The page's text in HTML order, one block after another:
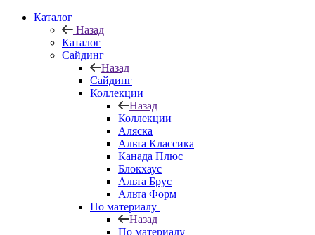
Каталог
Назад
Каталог
Сайдинг
Назад
Сайдинг
Коллекции
Назад
Коллекции
Аляска
Альта Классика
Канада Плюс
Блокхаус
Альта Брус
Альта Форм
По материалу
Назад
По материалу